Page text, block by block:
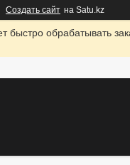
Создать сайт на Satu.kz
быстро обрабатывать